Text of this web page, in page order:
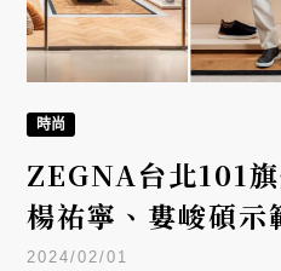
時尚
ZEGNA台北101
楊祐寧、婁峻碩示
2024/02/01